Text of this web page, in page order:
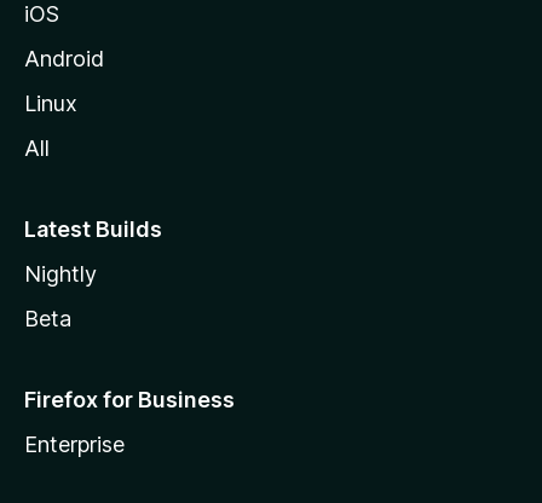
iOS
Android
Linux
All
Latest Builds
Nightly
Beta
Firefox for Business
Enterprise